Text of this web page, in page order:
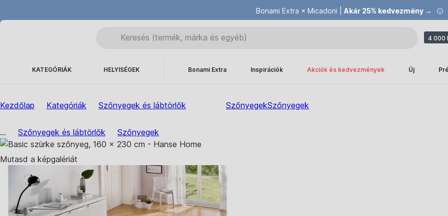
Bonami Extra × Micadoni | Akár 25% kedvezmény →
4 000
KATEGÓRIÁK HELYISÉGEK Bonami Extra Inspirációk Akciók és kedvezmények Új
Kezdőlap Kategóriák Szőnyegek és lábtörlők SzőnyegekSzőnyegek
... Szőnyegek és lábtörlők Szőnyegek
Mutasd a képgalériát